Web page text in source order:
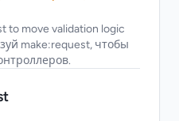
to move validation logic
make:request, чтобы